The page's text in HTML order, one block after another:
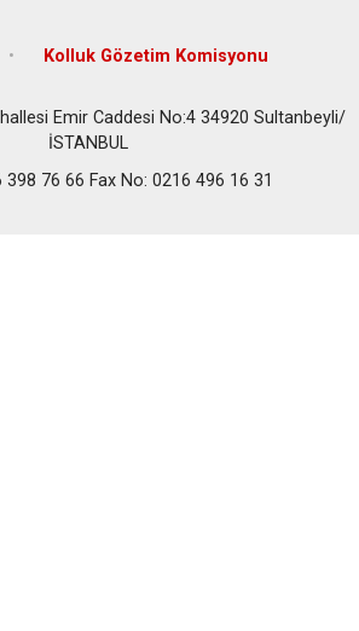
Kolluk Gözetim Komisyonu
Emir Caddesi No:4 34920 Sultanbeyli/
İSTANBUL
398 76 66 Fax No: 0216 496 16 31